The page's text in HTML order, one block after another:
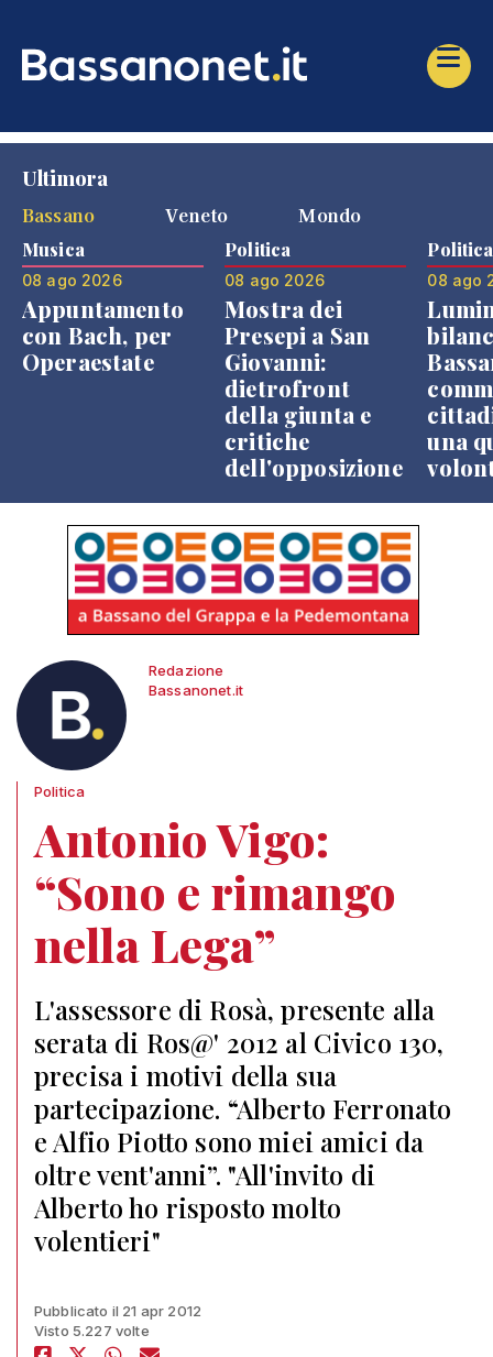
Ultimora
Bassano
Veneto Mondo
Musica
08 ago 2026
Appuntamento
con Bach, per
Operaestate
Politica
08 ago 2026
Mostra dei
Presepi a San
Giovanni:
dietrofront
della giunta e
critiche
dell'opposizione
Politica
08 ago
una
Redazione
Bassanonet.it
Politica
Antonio Vigo:
“Sono e rimango
nella Lega”
L'assessore di Rosà, presente alla
serata di Ros@' 2012 al Civico 130,
precisa i motivi della sua
partecipazione. “Alberto Ferronato
e Alfio Piotto sono miei amici da
oltre vent'anni”. "All'invito di
Alberto ho risposto molto
volentieri"
Pubblicato il 21 apr 2012
Visto 5.227 volte